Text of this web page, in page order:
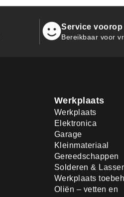
Service voorop
Bereikbaar voor
Werkplaats
Werkplaats
Elektronica
Garage
Kleinmateriaal
Gereedschappen
Solderen &
Werkplaats
Oliën – vetten en